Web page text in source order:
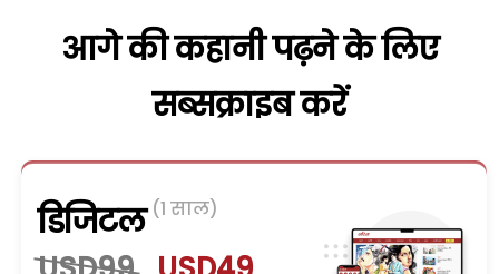
आगे की कहानी पढ़ने के लिए
सब्सक्राइब करें
डिजिटल (1 साल)